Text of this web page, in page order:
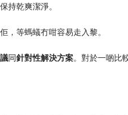
持乾爽潔淨。
，等螞蟻冇咁容易走入黎。
​同​​針對性解決方案​。對於一啲比